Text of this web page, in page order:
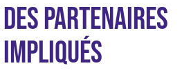
DES PARTENAIRES
IMPLIQUÉS